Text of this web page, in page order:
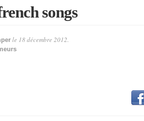
songs
le 18 décembre 2012.